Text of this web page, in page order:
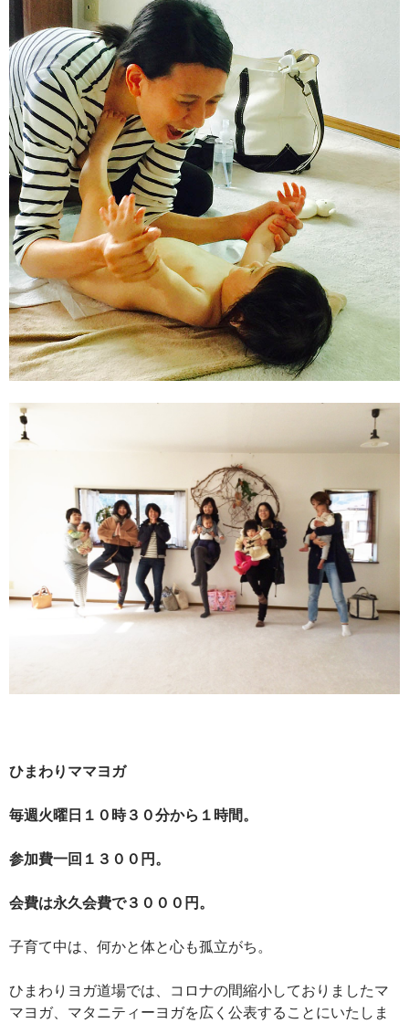
ひまわりママヨガ
毎週火曜日１０時３０分から１時間。
参加費一回１３００円。
会費は永久会費で３０００円。
子育て中は、何かと体と心も孤立がち。
ひまわりヨガ道場では、コロナの間縮小しておりましたマ
マヨガ、マタニティーヨガを広く公表することにいたしま